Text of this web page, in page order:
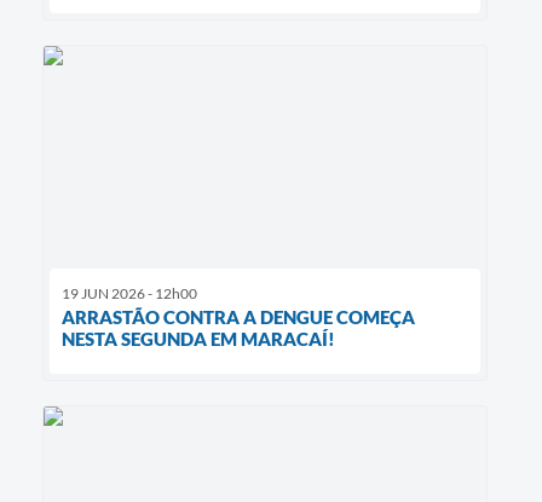
19 JUN 2026 - 12h00
ARRASTÃO CONTRA A DENGUE COMEÇA
NESTA SEGUNDA EM MARACAÍ!